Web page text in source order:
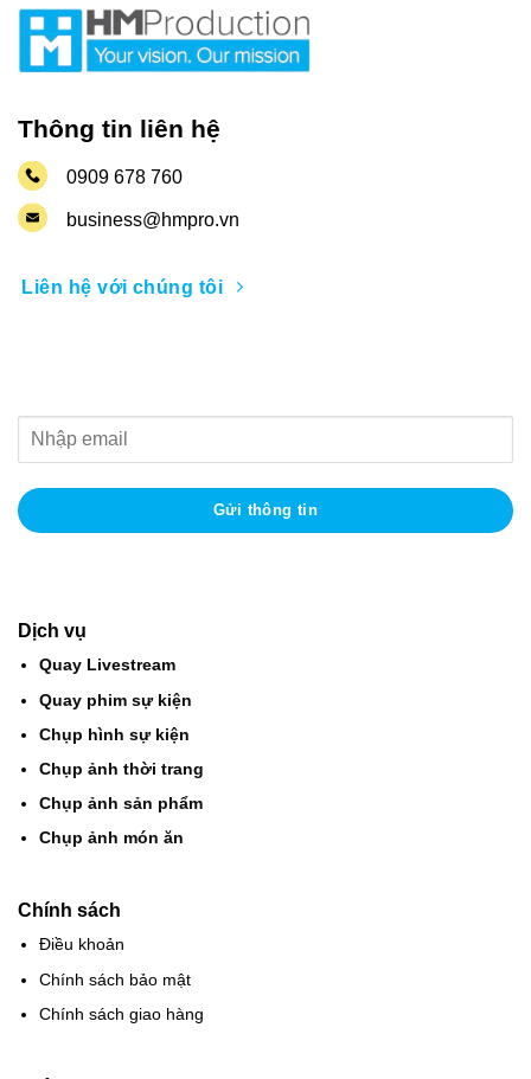
Thông tin liên hệ
0909 678 760
business@hmpro.vn
Liên hệ với chúng tôi
Dịch vụ
Quay Livestream
Quay phim sự kiện
Chụp hình sự kiện
Chụp ảnh thời trang
Chụp ảnh sản phẩm
Chụp ảnh món ăn
Chính sách
Điều khoản
Chính sách bảo mật
Chính sách giao hàng